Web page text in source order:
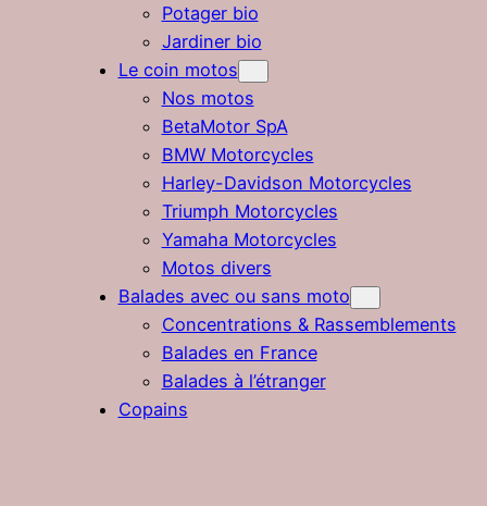
Potager bio
Jardiner bio
Le coin motos
Nos motos
BetaMotor SpA
BMW Motorcycles
Harley-Davidson Motorcycles
Triumph Motorcycles
Yamaha Motorcycles
Motos divers
Balades avec ou sans moto
Concentrations & Rassemblements
Balades en France
Balades à l’étranger
Copains